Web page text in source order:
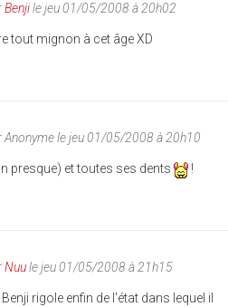
Benjile jeu 01/05/2008 à 20h02
tout mignon à cet âge XD
Anonymele jeu 01/05/2008 à 20h10
presque) et toutes ses dents !
Nuule jeu 01/05/2008 à 21h15
rigole enfin de l'état dans lequel il